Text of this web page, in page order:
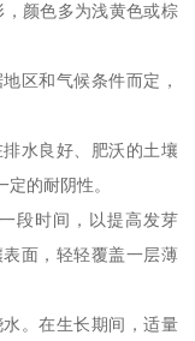
颜色多为浅黄色或棕
区和气候条件而定，
水良好、肥沃的土壤
的耐阴性。
段时间，以提高发芽
面，轻轻覆盖一层薄
。在生长期间，适量